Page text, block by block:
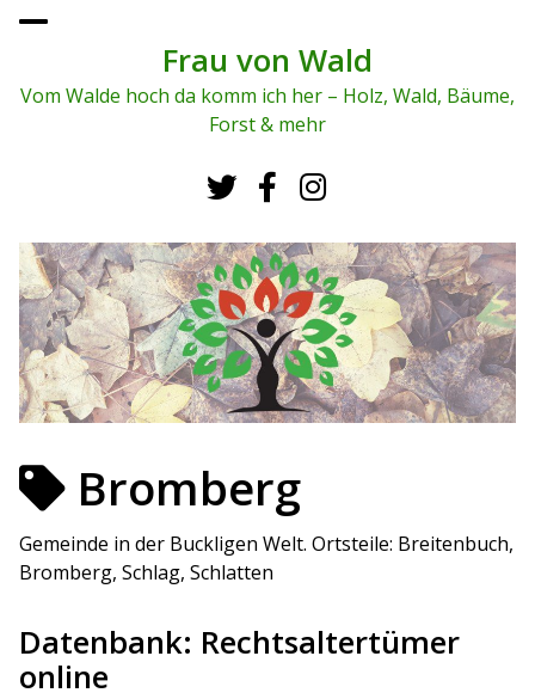
To
me
Frau von Wald
Vom Walde hoch da komm ich her – Holz, Wald, Bäume,
Forst & mehr
Bromberg
Gemeinde in der Buckligen Welt. Ortsteile: Breitenbuch,
Bromberg, Schlag, Schlatten
Datenbank: Rechtsaltertümer
online